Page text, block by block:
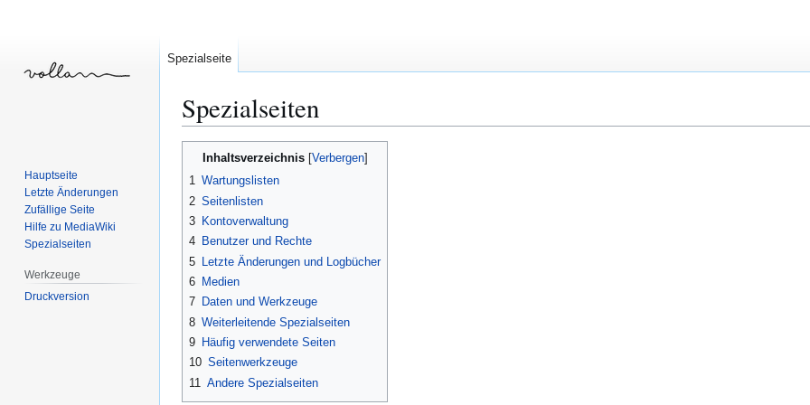
Spezialseiten
Inhaltsverzeichnis
1 Wartungslisten
2 Seitenlisten
3 Kontoverwaltung
4 Benutzer und Rechte
5
Letzte Änderungen und Logbücher
6 Medien
7 Daten und Werkzeuge
8 Weiterleitende Spezialseiten
9 Häufig verwendete Seiten
10 Seitenwerkzeuge
11 Andere Spezialseiten
Spezialseite
Hauptseite
Letzte Änderungen
Zufällige Seite
Hilfe zu MediaWiki
Spezialseiten
Werkzeuge
Druckversion